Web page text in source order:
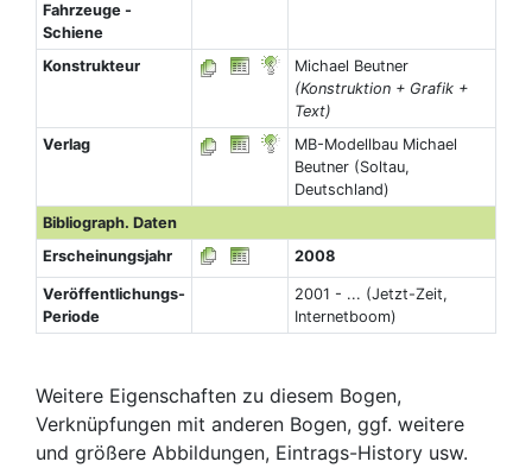
Fahrzeuge -
Schiene
Konstrukteur
Michael Beutner
(Konstruktion + Grafik +
Text)
Verlag
MB-Modellbau Michael
Beutner (Soltau,
Deutschland)
Bibliograph. Daten
Erscheinungsjahr
2008
Veröffentlichungs-
Periode
2001 - ... (Jetzt-Zeit,
Internetboom)
Weitere Eigenschaften zu diesem Bogen,
Verknüpfungen mit anderen Bogen, ggf. weitere
und größere Abbildungen, Eintrags-History usw.